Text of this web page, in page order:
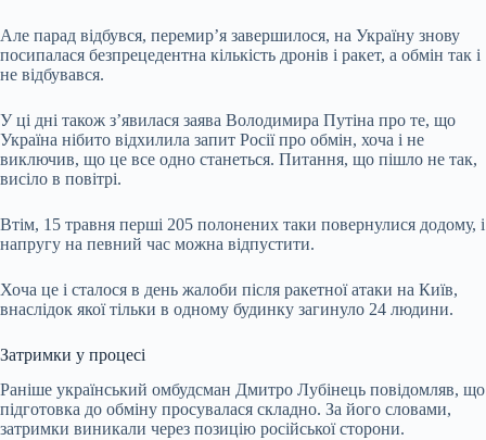
Але парад відбувся, перемир’я завершилося, на Україну знову
посипалася безпрецедентна кількість дронів і ракет, а обмін так і
не відбувався.
У ці дні також з’явилася заява Володимира Путіна про те, що
Україна нібито відхилила запит Росії про обмін, хоча і не
виключив, що це все одно станеться. Питання, що пішло не так,
висіло в повітрі.
Втім, 15 травня перші 205 полонених таки повернулися додому, і
напругу на певний час можна відпустити.
Хоча це і сталося в день жалоби після ракетної атаки на Київ,
внаслідок якої тільки в одному будинку загинуло 24 людини.
Затримки у процесі
Раніше український омбудсман Дмитро Лубінець повідомляв, що
підготовка до обміну просувалася складно. За його словами,
затримки виникали через позицію російської сторони.